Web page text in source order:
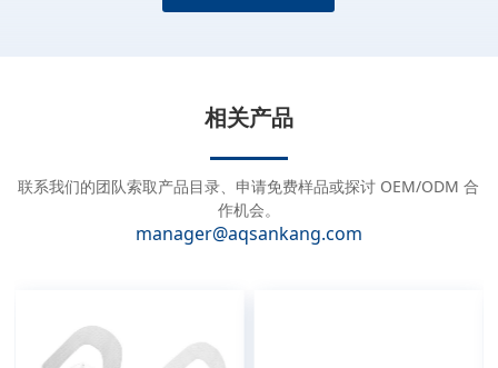
a
相关产品
联系我们的团队索取产品目录、申请免费样品或探讨 OEM/ODM 合
作机会。
manager@aqsankang.com